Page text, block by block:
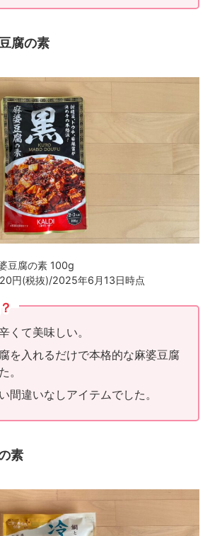
腐の素
豆腐の素 100g
円(税抜)/2025年6月13日時点
くて美味しい。
を入れるだけで本格的な麻婆豆腐
。
間違いなしアイテムでした。
素